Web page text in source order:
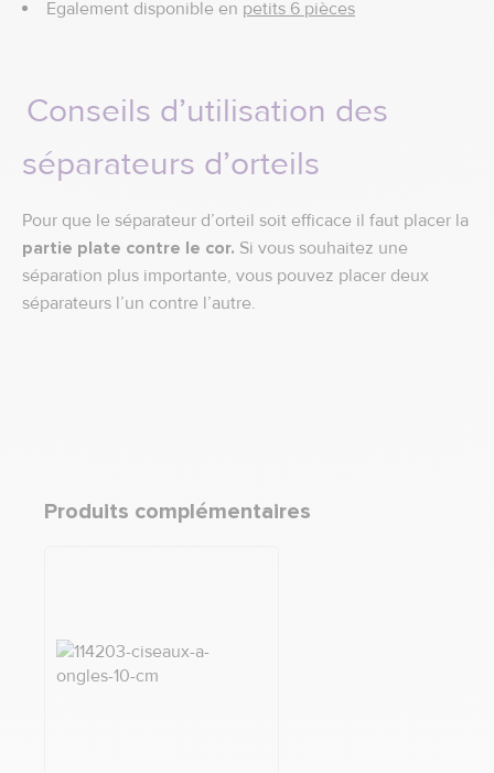
Egalement disponible en petits 6 pièces
Conseils d’utilisation des
séparateurs d’orteils
Pour que le séparateur d’orteil soit efficace il faut placer la
partie plate contre le cor. Si vous souhaitez une
séparation plus importante, vous pouvez placer deux
séparateurs l’un contre l’autre.
Produits complémentaires